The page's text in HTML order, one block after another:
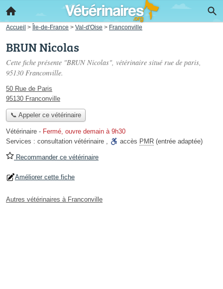
Accueil > Île-de-France > Val-d'Oise > Franconville
BRUN Nicolas
Cette fiche présente "BRUN Nicolas", vétérinaire situé rue de paris,
95130 Franconville.
50 Rue de Paris
95130 Franconville
📞 Appeler ce vétérinaire
Vétérinaire - Fermé, ouvre demain à 9h30
Services : consultation vétérinaire , accès PMR (entrée adaptée)
Recommander ce vétérinaire
Améliorer cette fiche
Autres vétérinaires à Franconville